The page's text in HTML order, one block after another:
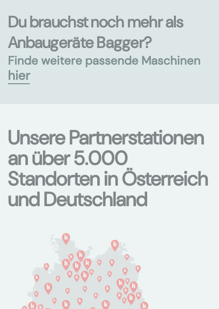
Du brauchst noch mehr als
Anbaugeräte Bagger?
Finde weitere passende Maschinen
hier
Unsere Partnerstationen
an über 5.000
Standorten in Österreich
und Deutschland